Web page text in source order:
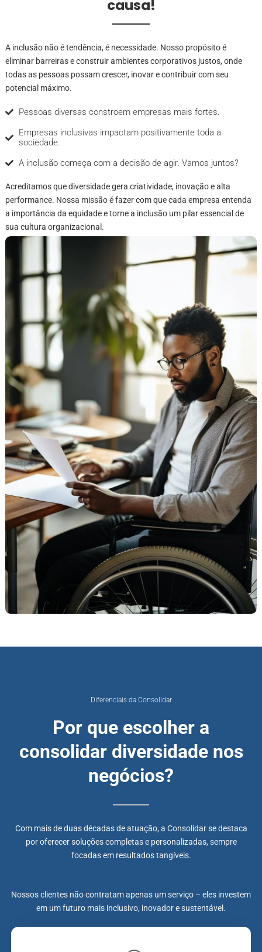
causa!
A inclusão não é tendência, é necessidade. Nosso propósito é
eliminar barreiras e construir ambientes corporativos justos, onde
todas as pessoas possam crescer, inovar e contribuir com seu
potencial máximo.
Pessoas diversas constroem empresas mais fortes.
Empresas inclusivas impactam positivamente toda a
sociedade.
A inclusão começa com a decisão de agir. Vamos juntos?
Acreditamos que diversidade gera criatividade, inovação e alta
performance. Nossa missão é fazer com que cada empresa entenda
a importância da equidade e torne a inclusão um pilar essencial de
sua cultura organizacional.
Diferenciais da Consolidar​
Por que escolher a
consolidar diversidade nos
negócios?
Com mais de duas décadas de atuação, a Consolidar se destaca
por oferecer soluções completas e personalizadas, sempre
focadas em resultados tangíveis.
Nossos clientes não contratam apenas um serviço – eles investem
em um futuro mais inclusivo, inovador e sustentável.